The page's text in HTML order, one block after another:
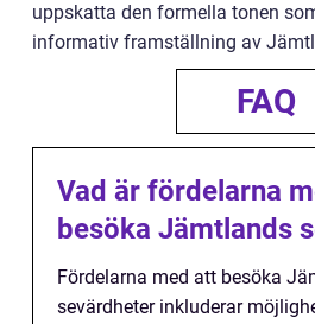
uppskatta den formella tonen
informativ framställning av
FAQ
Vad är fördelarna
besöka Jämtlands
Fördelarna med att besöka
sevärdheter inkluderar